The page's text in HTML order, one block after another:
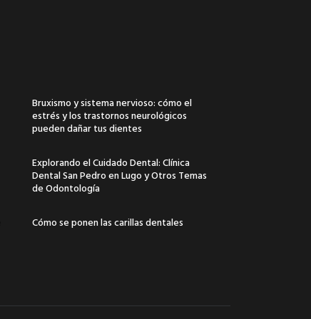
Bruxismo y sistema nervioso: cómo el
estrés y los trastornos neurológicos
pueden dañar tus dientes
Explorando el Cuidado Dental: Clínica
Dental San Pedro en Lugo y Otros Temas
de Odontología
Cómo se ponen las carillas dentales